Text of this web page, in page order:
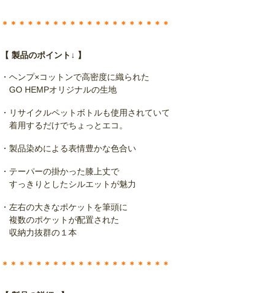
＊＊＊＊＊＊＊＊＊＊＊＊＊＊＊＊＊＊＊＊
【 製品のポイント↓ 】
・ヘンプ×コットンで高密度に織られた
GO HEMPオリジナルの生地
・リサイクルペットボトルも使用されていて
着用するだけでちょっとエコ。
・製品染めによる表情豊かな色合い
・テーパーの掛かった膝上丈で
すっきりとしたシルエットが魅力
・左右の大きなポケットを筆頭に
複数のポケットが配置された
収納力抜群の１本
＊＊＊＊＊＊＊＊＊＊＊＊＊＊＊＊＊＊＊＊